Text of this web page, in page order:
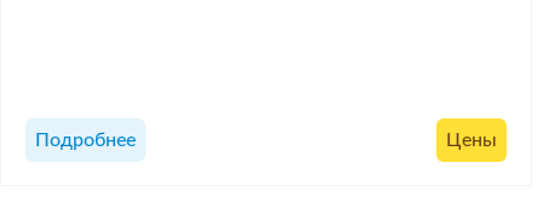
Подробнее Цены